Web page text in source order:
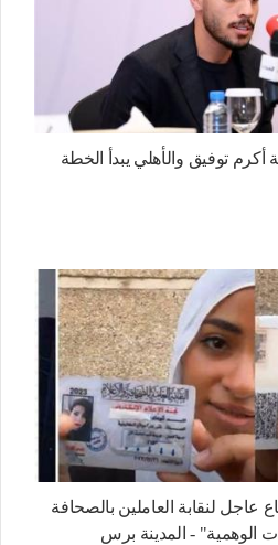
توفيق والأهلي يبدأ الخطة
عاجل لنقابة العاملين بالصحافة
الوهمية" - المدينة برس